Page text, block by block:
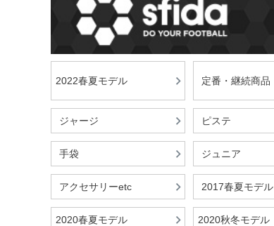
2022春夏モデル 定番・継続商品
ジャージ ピステ
手袋 ジュニア
アクセサリーetc 2017春夏モデル
2020春夏モデル 2020秋冬モデル